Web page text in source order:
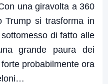
una giravolta a 360
Trump si trasforma in
di fatto alle
grande paura dei
probabilmente ora